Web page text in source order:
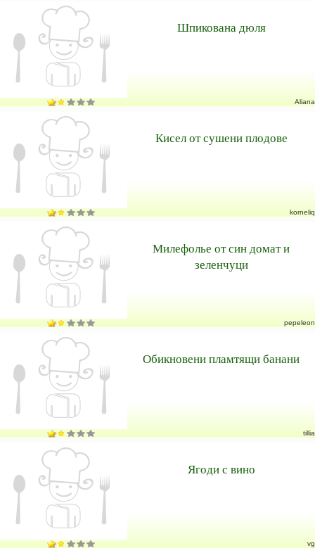
Шпикована дюля
Aliana
Кисел от сушени плодове
korneliq
Милефолье от син домат и
зеленчуци
pepeleon
Обикновени пламтящи банани
tillia
Ягоди с вино
vg